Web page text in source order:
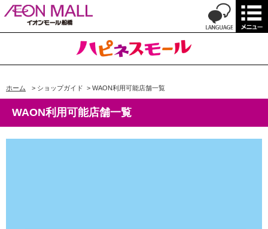
ホーム > ショップガイド > WAON利用可能店舗一覧
WAON利用可能店舗一覧